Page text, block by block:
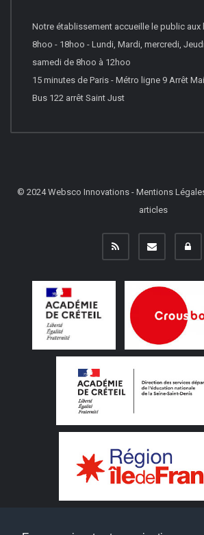
Notre établissement accueille le public aux
8hoo - 18hoo - Lundi, Mardi, mercredi,
samedi de 8hoo à 12hoo
15 minutes de Paris - Métro ligne 9 Arrêt
Bus 122 arrêt Saint Just
© 2024Websco Innovations- Mentions
articles